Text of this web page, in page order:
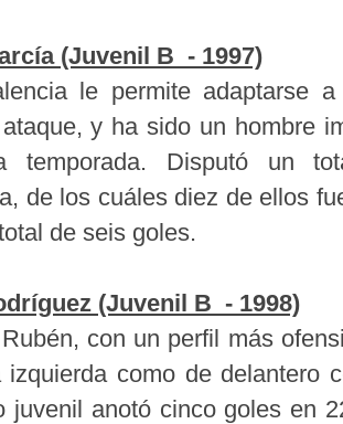
(Juvenil B - 1997)
le permite adaptarse
y ha sido un hombre
temporada. Disputó un
de los cuáles diez de ellos
de seis goles.
(Juvenil B - 1998)
con un perfil más
izquierda como de delantero
juvenil anotó cinco goles en